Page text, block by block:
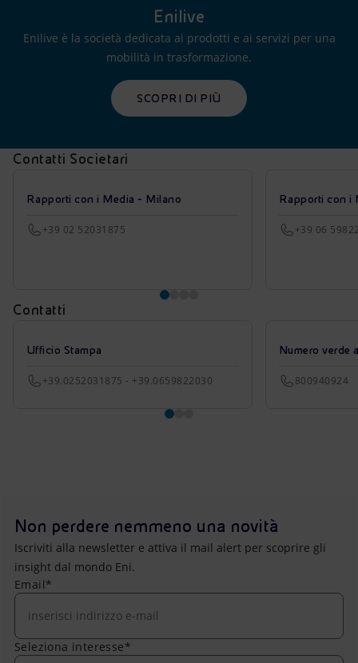
Enilive
Enilive è la società dedicata ai prodotti e ai servizi per una
mobilità in trasformazione.
SCOPRI DI PIÙ
Contatti Societari
Rapporti con i Media - Milano
+39 02 52031875
Rapporti con i
+39 06
Contatti
Ufficio Stampa
+39.0252031875 - +39.0659822030
Numero verde
800940924
Non perdere nemmeno una novità
Iscriviti alla newsletter e attiva il mail alert per scoprire gli
insight dal mondo Eni.
Email*
Seleziona interesse*